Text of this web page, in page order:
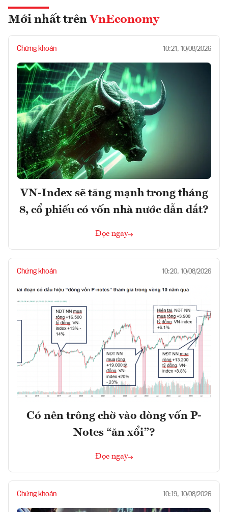
Mới nhất trên VnEconomy
Chứng khoán 10:21, 10/08/2026
VN-Index sẽ tăng mạnh trong tháng
8, cổ phiếu có vốn nhà nước dẫn dắt?
Đọc ngay
Chứng khoán 10:20, 10/08/2026
Có nên trông chờ vào dòng vốn P-
Notes “ăn xổi”?
Đọc ngay
Chứng khoán 10:19, 10/08/2026